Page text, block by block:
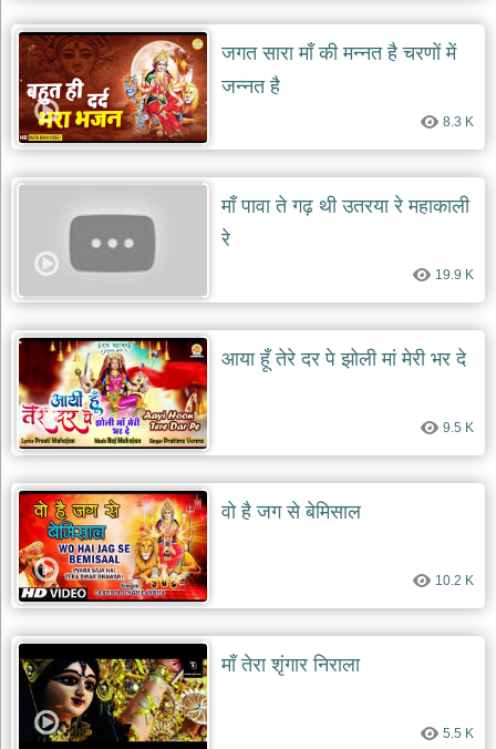
जगत सारा माँ की मन्नत है चरणों में
जन्नत है
8.3 K
माँ पावा ते गढ़ थी उतरया रे महाकाली
रे
19.9 K
आया हूँ तेरे दर पे झोली मां मेरी भर दे
9.5 K
वो है जग से बेमिसाल
10.2 K
माँ तेरा शृंगार निराला
5.5 K